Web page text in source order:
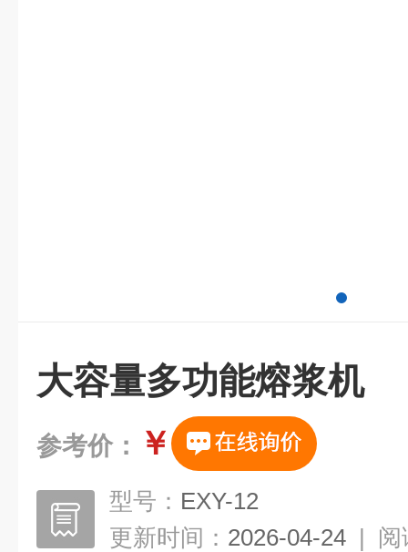
大容量多功能熔浆机
参考价： ￥
型号： EXY-12
更新时间： 2026-04-24 | 阅